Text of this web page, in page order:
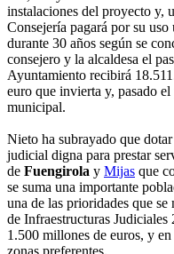
instalaciones del proyecto y,
Consejería pagará por su
durante 30 años según se
consejero y la alcaldesa el
Ayuntamiento recibirá
euro que invierta y, pasado
municipal.
Nieto ha subrayado que dotar
judicial digna para prestar
de Fuengirola y Mijas que
se suma una importante
una de las prioridades que se
de Infraestructuras
1.500 millones de euros, y
zonas preferentes.